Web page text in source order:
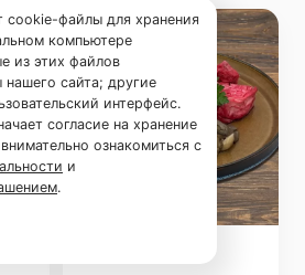
с
cookie-файлы для хранения
компьютере
из этих файлов
сайта; другие
интерфейс.
согласие на хранение
ознакомиться с
и
.